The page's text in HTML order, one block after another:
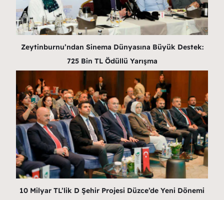
Zeytinburnu’ndan Sinema Dünyasına Büyük Destek:
725 Bin TL Ödüllü Yarışma
10 Milyar TL’lik D Şehir Projesi Düzce’de Yeni Dönemi